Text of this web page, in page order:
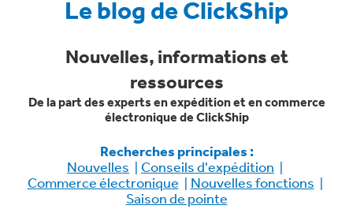
Le blog de ClickShip
Nouvelles, informations et
ressources
De la part des experts en expédition et en commerce
électronique de ClickShip
Recherches principales :
Nouvelles
Conseils d'expédition
Commerce électronique
Nouvelles fonctions
Saison de pointe